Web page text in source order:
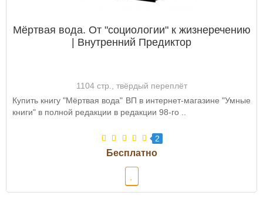
Мёртвая вода. От "социологии" к жизнеречению
| Внутренний Предиктор
1104 стр., твёрдый переплёт
Купить книгу "Мёртвая вода" ВП в интернет-магазине "Умные
книги" в полной редакции в редакции 98-го ..
2